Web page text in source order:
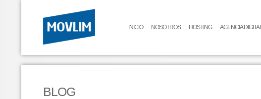
INICIO NOSOTROS HOSTING AGENCIA
BLOG